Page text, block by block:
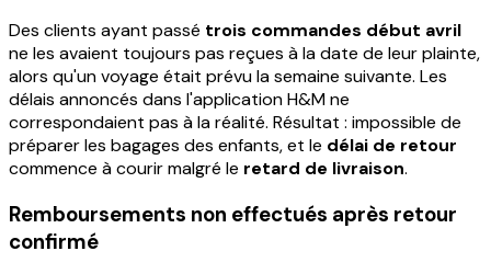
Des clients ayant passé trois commandes début avril
ne les avaient toujours pas reçues à la date de leur plainte,
alors qu'un voyage était prévu la semaine suivante. Les
délais annoncés dans l'application H&M ne
correspondaient pas à la réalité. Résultat : impossible de
préparer les bagages des enfants, et le délai de retour
commence à courir malgré le retard de livraison.
Remboursements non effectués après retour
confirmé